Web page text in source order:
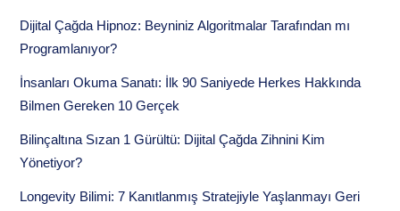
Dijital Çağda Hipnoz: Beyniniz Algoritmalar Tarafından mı
Programlanıyor?
İnsanları Okuma Sanatı: İlk 90 Saniyede Herkes Hakkında
Bilmen Gereken 10 Gerçek
Bilinçaltına Sızan 1 Gürültü: Dijital Çağda Zihnini Kim
Yönetiyor?
Longevity Bilimi: 7 Kanıtlanmış Stratejiyle Yaşlanmayı Geri